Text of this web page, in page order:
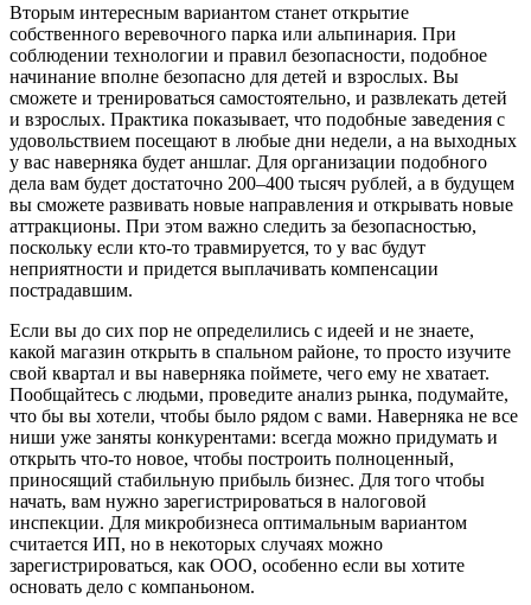
Вторым интересным вариантом станет открытие
собственного веревочного парка или альпинария. При
соблюдении технологии и правил безопасности, подобное
начинание вполне безопасно для детей и взрослых. Вы
сможете и тренироваться самостоятельно, и развлекать детей
и взрослых. Практика показывает, что подобные заведения с
удовольствием посещают в любые дни недели, а на выходных
у вас наверняка будет аншлаг. Для организации подобного
дела вам будет достаточно 200–400 тысяч рублей, а в будущем
вы сможете развивать новые направления и открывать новые
аттракционы. При этом важно следить за безопасностью,
поскольку если кто-то травмируется, то у вас будут
неприятности и придется выплачивать компенсации
пострадавшим.
Если вы до сих пор не определились с идеей и не знаете,
какой магазин открыть в спальном районе, то просто изучите
свой квартал и вы наверняка поймете, чего ему не хватает.
Пообщайтесь с людьми, проведите анализ рынка, подумайте,
что бы вы хотели, чтобы было рядом с вами. Наверняка не все
ниши уже заняты конкурентами: всегда можно придумать и
открыть что-то новое, чтобы построить полноценный,
приносящий стабильную прибыль бизнес. Для того чтобы
начать, вам нужно зарегистрироваться в налоговой
инспекции. Для микробизнеса оптимальным вариантом
считается ИП, но в некоторых случаях можно
зарегистрироваться, как ООО, особенно если вы хотите
основать дело с компаньоном.